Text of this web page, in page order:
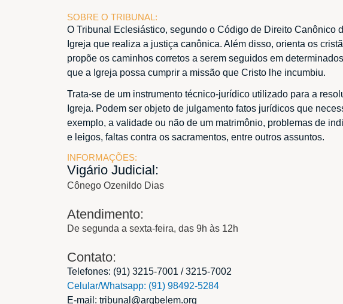
SOBRE O TRIBUNAL:
O Tribunal Eclesiástico, segundo o Código de Direito Canônico
Igreja que realiza a justiça canônica. Além disso, orienta os
propõe os caminhos corretos a serem seguidos em
que a Igreja possa cumprir a missão que Cristo lhe incumbiu.
Trata-se de um instrumento técnico-jurídico utilizado para a
Igreja. Podem ser objeto de julgamento fatos jurídicos que
exemplo, a validade ou não de um matrimônio, problemas de
e leigos, faltas contra os sacramentos, entre outros assuntos.
INFORMAÇÕES:
Vigário Judicial:
Cônego Ozenildo Dias
Atendimento:
De segunda a sexta-feira, das 9h às 12h
Contato:
Telefones: (91) 3215-7001 / 3215-7002
Celular/Whatsapp: (91) 98492-5284
E-mail: tribunal@arqbelem.org